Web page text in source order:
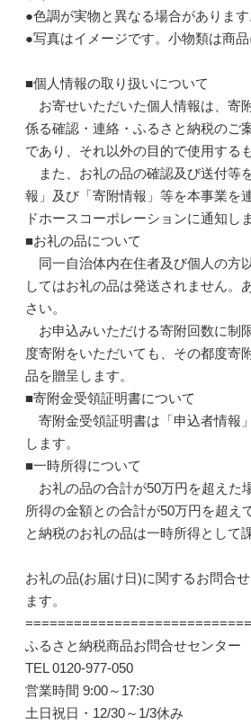
●色調が実物と異なる場合があります
●写真はイメージです。小物類は商品
■個人情報の取り扱いについて
お寄せいただいた個人情報は、寄
係る確認・連絡・ふるさと納税のご
であり、それ以外の目的で使用する
また、お礼の品の確認及び送付等
報」及び「寄附情報」等を本事業を
ドホースコーポレーションに通知しま
■お礼の品について
同一自治体内在住者及び個人の方
してはお礼の品は発送されません。
さい。
お申込みいただける寄附回数に制
度寄附をいただいても、その都度寄
品を贈呈します。
■寄附金受領証明書について
寄附金受領証明書は「申込者情報
します。
■一時所得について
お礼の品の合計が50万円を超えた
所得の金額との合計が50万円を超え
と納税のお礼の品は一時所得として
お礼の品(お届け日)に関するお問合
ます。
ふるさと納税商品お問合せセンター
TEL 0120-977-050
営業時間 9:00～17:30
土日祝日・12/30～1/3休み